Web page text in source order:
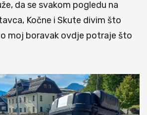
da se svakom pogledu na
Kočne i Skute divim što
moj boravak ovdje potraje što